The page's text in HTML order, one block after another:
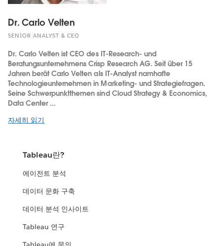
Dr. Carlo Velten
SENIOR ANALYST & CEO
Dr. Carlo Velten ist CEO des IT-Research- und
Beratungsunternehmens Crisp Research AG. Seit über 15
Jahren berät Carlo Velten als IT-Analyst namhafte
Technologieunternehmen in Marketing- und Strategiefragen.
Seine Schwerpunktthemen sind Cloud Strategy & Economics,
Data Center ...
자세히 읽기
Tableau란?
에이전트 분석
데이터 문화 구축
데이터 분석 인사이트
Tableau 연구